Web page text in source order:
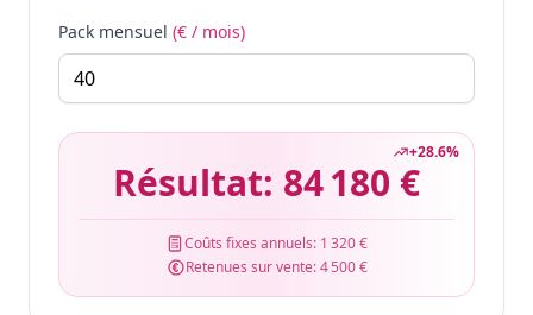
Pack mensuel (€ / mois)
+28.6%
Résultat: 84 180 €
Coûts fixes annuels: 1 320 €
Retenues sur vente:4 500 €